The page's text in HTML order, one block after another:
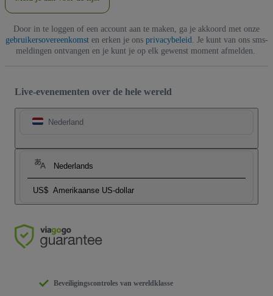
Door in te loggen of een account aan te maken, ga je akkoord met onze
gebruikersovereenkomsten erken je ons privacybeleid. Je kunt van ons sms-
meldingen ontvangen en je kunt je op elk gewenst moment afmelden.
Live-evenementen over de hele wereld
Nederland
Nederlands
US$ Amerikaanse US-dollar
Beveiligingscontroles van wereldklasse